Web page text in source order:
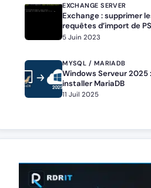
EXCHANGE SERVER
Exchange : supprimer
requêtes d’import de
5 Juin 2023
MYSQL / MARIADB
Windows Serveur 2025 :
installer MariaDB
11 Juil 2025